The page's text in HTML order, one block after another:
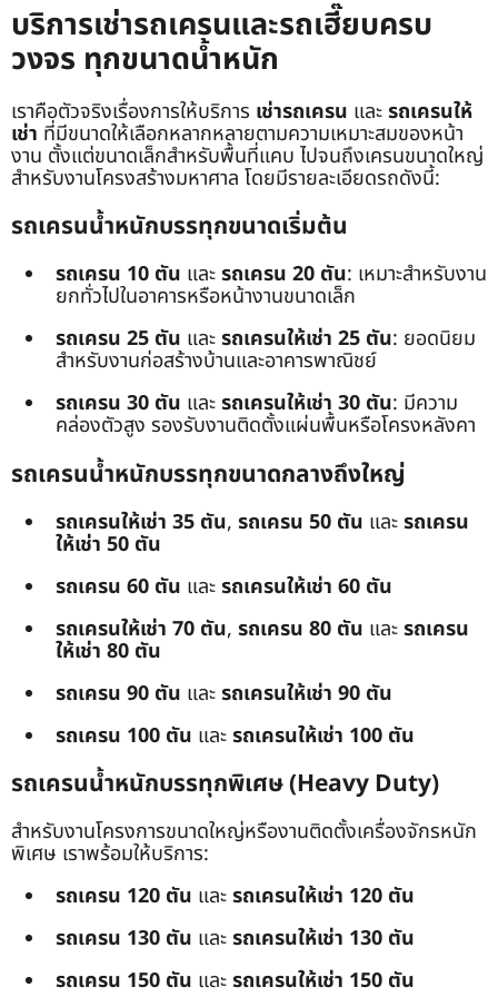
บริการเช่ารถเครนและรถเฮี๊ยบครบ
วงจร ทุกขนาดน้ำหนัก
เราคือตัวจริงเรื่องการให้บริการ เช่ารถเครน และรถเครนให้
เช่า ที่มีขนาดให้เลือกหลากหลายตามความเหมาะสมของหน้า
งาน ตั้งแต่ขนาดเล็กสำหรับพื้นที่แคบ ไปจนถึงเครนขนาดใหญ่
สำหรับงานโครงสร้างมหาศาล โดยมีรายละเอียดรถดังนี้:
รถเครนน้ำหนักบรรทุกขนาดเริ่มต้น
รถเครน 10 ตัน และรถเครน 20 ตัน: เหมาะสำหรับงาน
ยกทั่วไปในอาคารหรือหน้างานขนาดเล็ก
รถเครน 25 ตัน และรถเครนให้เช่า 25 ตัน: ยอดนิยม
สำหรับงานก่อสร้างบ้านและอาคารพาณิชย์
รถเครน 30 ตัน และรถเครนให้เช่า 30 ตัน: มีความ
คล่องตัวสูง รองรับงานติดตั้งแผ่นพื้นหรือโครงหลังคา
รถเครนน้ำหนักบรรทุกขนาดกลางถึงใหญ่
รถเครนให้เช่า 35 ตัน, รถเครน 50 ตัน และรถเครน
ให้เช่า 50 ตัน
รถเครน 60 ตัน และรถเครนให้เช่า 60 ตัน
รถเครนให้เช่า 70 ตัน, รถเครน 80 ตัน และรถเครน
ให้เช่า 80 ตัน
รถเครน 90 ตัน และรถเครนให้เช่า 90 ตัน
รถเครน 100 ตัน และรถเครนให้เช่า 100 ตัน
รถเครนน้ำหนักบรรทุกพิเศษ (Heavy Duty)
สำหรับงานโครงการขนาดใหญ่หรืองานติดตั้งเครื่องจักรหนัก
พิเศษ เราพร้อมให้บริการ:
รถเครน 120 ตัน และรถเครนให้เช่า 120 ตัน
รถเครน 130 ตัน และรถเครนให้เช่า 130 ตัน
รถเครน 150 ตัน และรถเครนให้เช่า 150 ตัน